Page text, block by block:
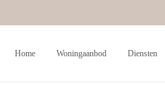
Home Woningaanbod Diensten